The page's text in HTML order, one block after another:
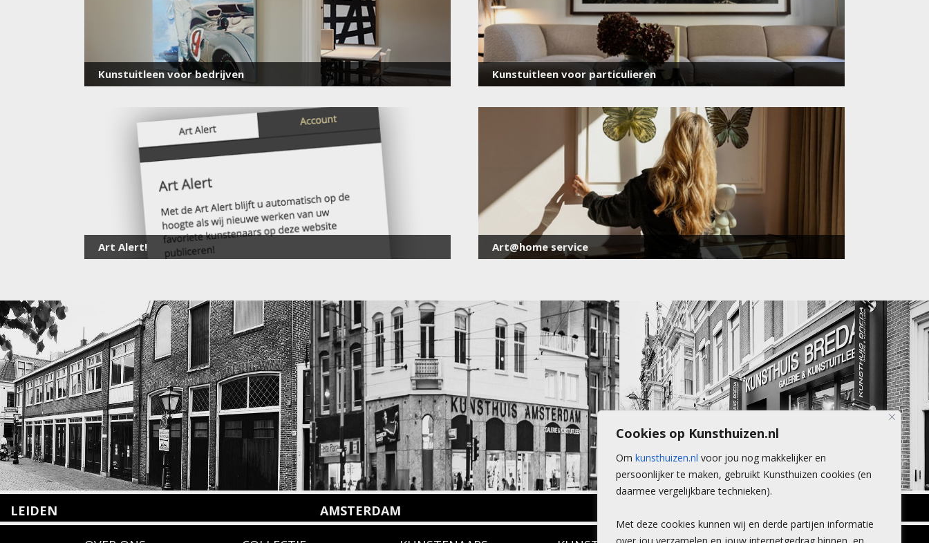
Cookies op Kunsthuizen.nl
Om kunsthuizen.nl voor jou nog makkelijker en
persoonlijker te maken, gebruikt Kunsthuizen cookies (en
daarmee vergelijkbare technieken).
Met deze cookies kunnen wij en derde partijen informatie
Kunstuitleen voor bedrijven Kunstuitleen voor particulieren
Art Alert! Art@home service
LEIDEN AMSTERDAM
Wilhelminastraat 11